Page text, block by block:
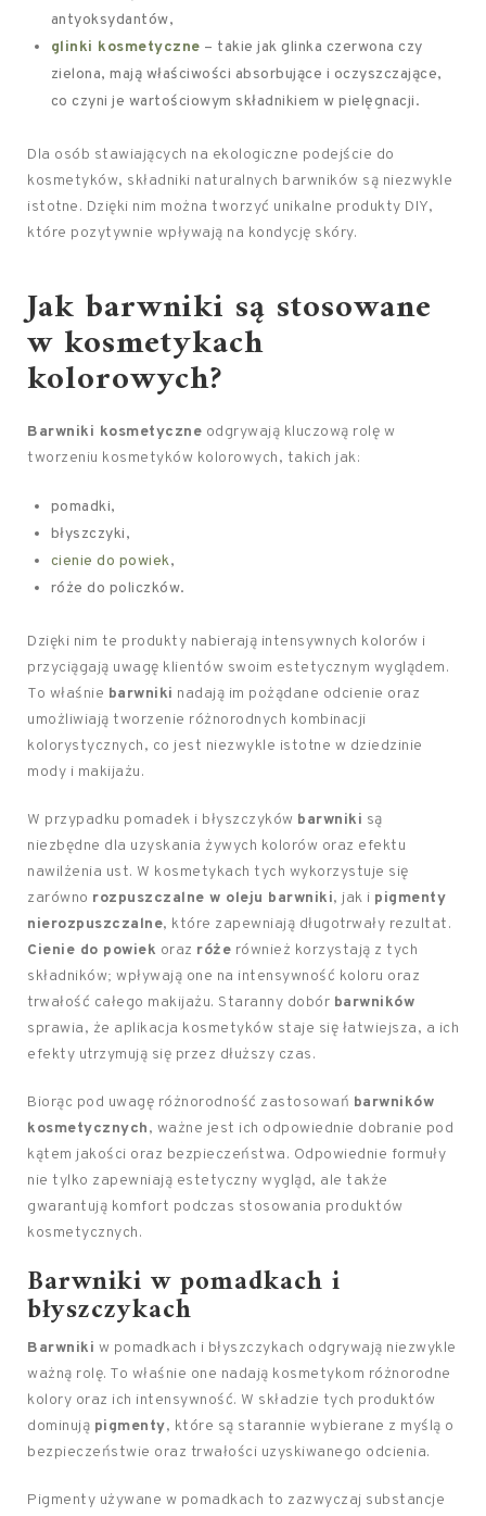
antyoksydantów,
glinki kosmetyczne – takie jak glinka czerwona czy
zielona, mają właściwości absorbujące i oczyszczające,
co czyni je wartościowym składnikiem w pielęgnacji.
Dla osób stawiających na ekologiczne podejście do
kosmetyków, składniki naturalnych barwników są niezwykle
istotne. Dzięki nim można tworzyć unikalne produkty DIY,
które pozytywnie wpływają na kondycję skóry.
Jak barwniki są stosowane
w kosmetykach
kolorowych?
Barwniki kosmetyczne odgrywają kluczową rolę w
tworzeniu kosmetyków kolorowych, takich jak:
pomadki,
błyszczyki,
cienie do powiek,
róże do policzków.
Dzięki nim te produkty nabierają intensywnych kolorów i
przyciągają uwagę klientów swoim estetycznym wyglądem.
To właśnie barwniki nadają im pożądane odcienie oraz
umożliwiają tworzenie różnorodnych kombinacji
kolorystycznych, co jest niezwykle istotne w dziedzinie
mody i makijażu.
W przypadku pomadek i błyszczyków barwniki są
niezbędne dla uzyskania żywych kolorów oraz efektu
nawilżenia ust. W kosmetykach tych wykorzystuje się
zarówno rozpuszczalne w oleju barwniki, jak i pigmenty
nierozpuszczalne, które zapewniają długotrwały rezultat.
Cienie do powiek oraz róże również korzystają z tych
składników; wpływają one na intensywność koloru oraz
trwałość całego makijażu. Staranny dobór barwników
sprawia, że aplikacja kosmetyków staje się łatwiejsza, a ich
efekty utrzymują się przez dłuższy czas.
Biorąc pod uwagę różnorodność zastosowań barwników
kosmetycznych, ważne jest ich odpowiednie dobranie pod
kątem jakości oraz bezpieczeństwa. Odpowiednie formuły
nie tylko zapewniają estetyczny wygląd, ale także
gwarantują komfort podczas stosowania produktów
kosmetycznych.
Barwniki w pomadkach i
błyszczykach
Barwniki w pomadkach i błyszczykach odgrywają niezwykle
ważną rolę. To właśnie one nadają kosmetykom różnorodne
kolory oraz ich intensywność. W składzie tych produktów
dominują pigmenty, które są starannie wybierane z myślą o
bezpieczeństwie oraz trwałości uzyskiwanego odcienia.
Pigmenty używane w pomadkach to zazwyczaj substancje